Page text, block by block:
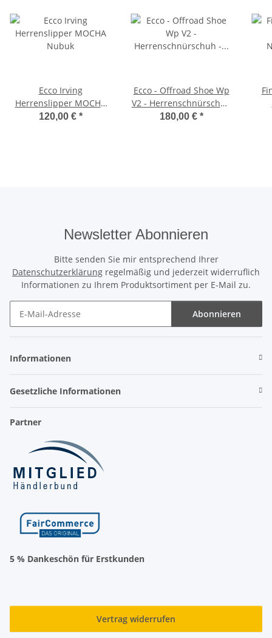
Ecco Irving
Herrenslipper MOCHA
Nubuk
120,00 € *
Ecco - Offroad Shoe Wp
V2 - Herrenschnürschuh
- schwarz/mokka
180,00 € *
Newsletter Abonnieren
Bitte senden Sie mir entsprechend Ihrer
Datenschutzerklärung regelmäßig und jederzeit widerruflich
Informationen zu Ihrem Produktsortiment per E-Mail zu.
Abonnieren
Informationen
Gesetzliche Informationen
Partner
5 % Dankeschön für Erstkunden
Vertrag widerrufen